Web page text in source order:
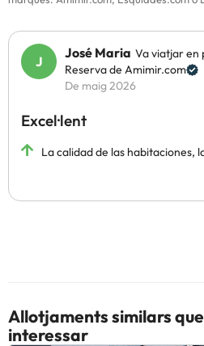
José Maria Va viatjar en
Reserva de Amimir.com
De maig 2026
Excel·lent
La calidad de las habitaciones,
Allotjaments similars
interessar